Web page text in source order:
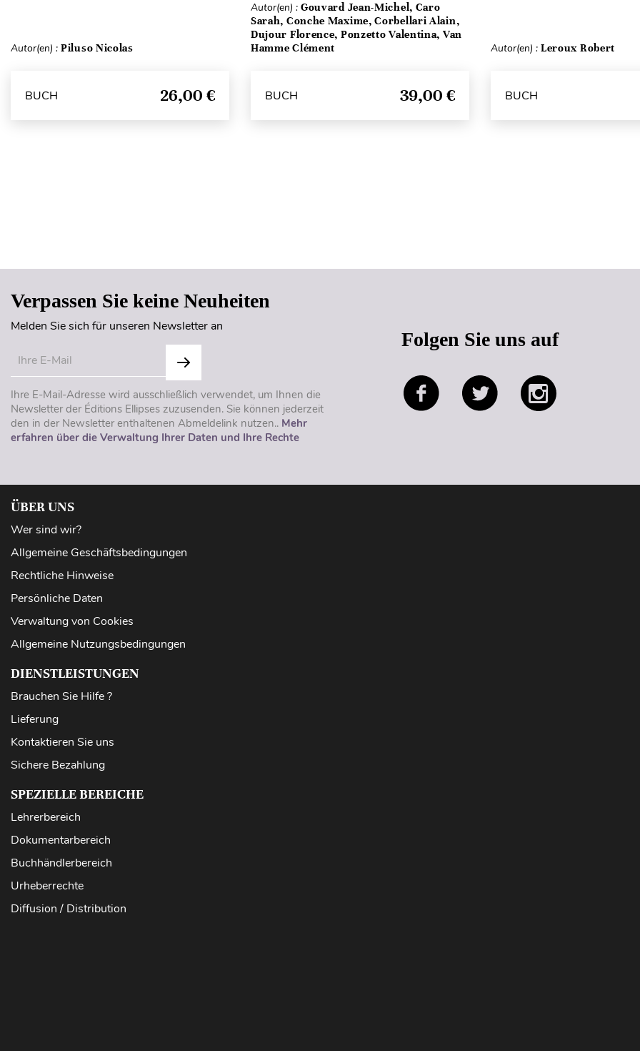
Autor(en) : Piluso Nicolas
BUCH 26,00 €
Autor(en) : Gouvard Jean-Michel, Caro
Sarah, Conche Maxime, Corbellari Alain,
Dujour Florence, Ponzetto Valentina, Van
Hamme Clément
BUCH 39,00 €
Autor(en) : Leroux Robert
BUCH
Verpassen Sie keine Neuheiten
Melden Sie sich für unseren Newsletter an
Ihre E-Mail-Adresse wird ausschließlich verwendet, um Ihnen die
Newsletter der Éditions Ellipses zuzusenden. Sie können jederzeit
den in der Newsletter enthaltenen Abmeldelink nutzen.. Mehr
erfahren über die Verwaltung Ihrer Daten und Ihre Rechte
Folgen Sie uns auf
ÜBER UNS
Wer sind wir?
Allgemeine Geschäftsbedingungen
Rechtliche Hinweise
Persönliche Daten
Verwaltung von Cookies
Allgemeine Nutzungsbedingungen
DIENSTLEISTUNGEN
Brauchen Sie Hilfe ?
Lieferung
Kontaktieren Sie uns
Sichere Bezahlung
SPEZIELLE BEREICHE
Lehrerbereich
Dokumentarbereich
Buchhändlerbereich
Urheberrechte
Diffusion / Distribution